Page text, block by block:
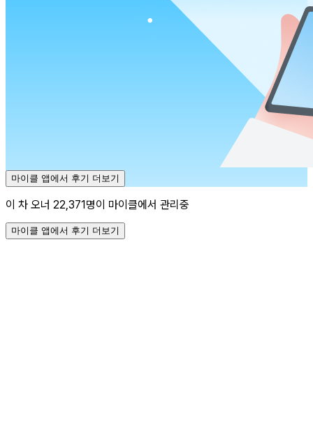
마이클 앱에서 후기 더보기
이 차 오너 22,371명이 마이클에서 관리중
마이클 앱에서 후기 더보기